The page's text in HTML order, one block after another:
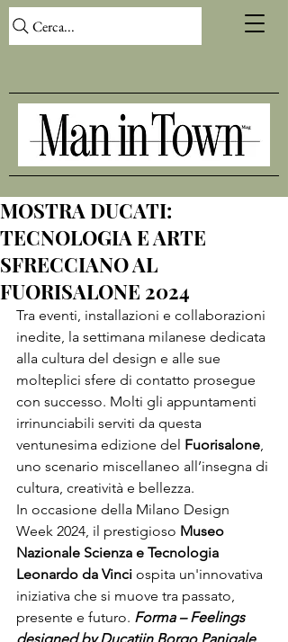
Cerca...
MOSTRA DUCATI:
TECNOLOGIA E ARTE
SFRECCIANO AL
FUORISALONE 2024
Tra eventi, installazioni e collaborazioni
inedite, la settimana milanese dedicata
alla cultura del design e alle sue
molteplici sfere di contatto prosegue
con successo. Molti gli appuntamenti
irrinunciabili serviti da questa
ventunesima edizione del Fuorisalone,
uno scenario miscellaneo all’insegna di
cultura, creatività e bellezza.
In occasione della Milano Design
Week 2024, il prestigioso Museo
Nazionale Scienza e Tecnologia
Leonardo da Vinci ospita un'innovativa
iniziativa che si muove tra passato,
presente e futuro. Forma – Feelings